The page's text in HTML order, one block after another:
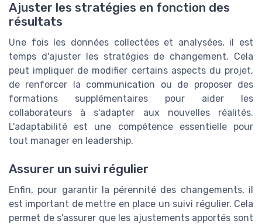
Ajuster les stratégies en fonction des
résultats
Une fois les données collectées et analysées, il est
temps d'ajuster les stratégies de changement. Cela
peut impliquer de modifier certains aspects du projet,
de renforcer la communication ou de proposer des
formations supplémentaires pour aider les
collaborateurs à s'adapter aux nouvelles réalités.
L'adaptabilité est une compétence essentielle pour
tout manager en leadership.
Assurer un suivi régulier
Enfin, pour garantir la pérennité des changements, il
est important de mettre en place un suivi régulier. Cela
permet de s'assurer que les ajustements apportés sont